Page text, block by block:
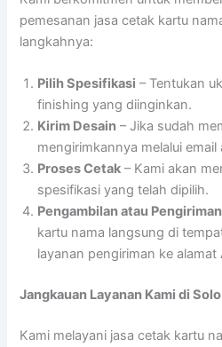
pemesanan jasa cetak kartu
langkahnya:
Pilih Spesifikasi – Tentukan
finishing yang diinginkan.
Kirim Desain – Jika sudah
mengirimkannya melalui
Proses Cetak – Kami akan
spesifikasi yang telah dipilih.
Pengambilan atau Pengiriman
kartu nama langsung di
layanan pengiriman ke alamat
Jangkauan Layanan Kami di
Kami melayani jasa cetak kartu